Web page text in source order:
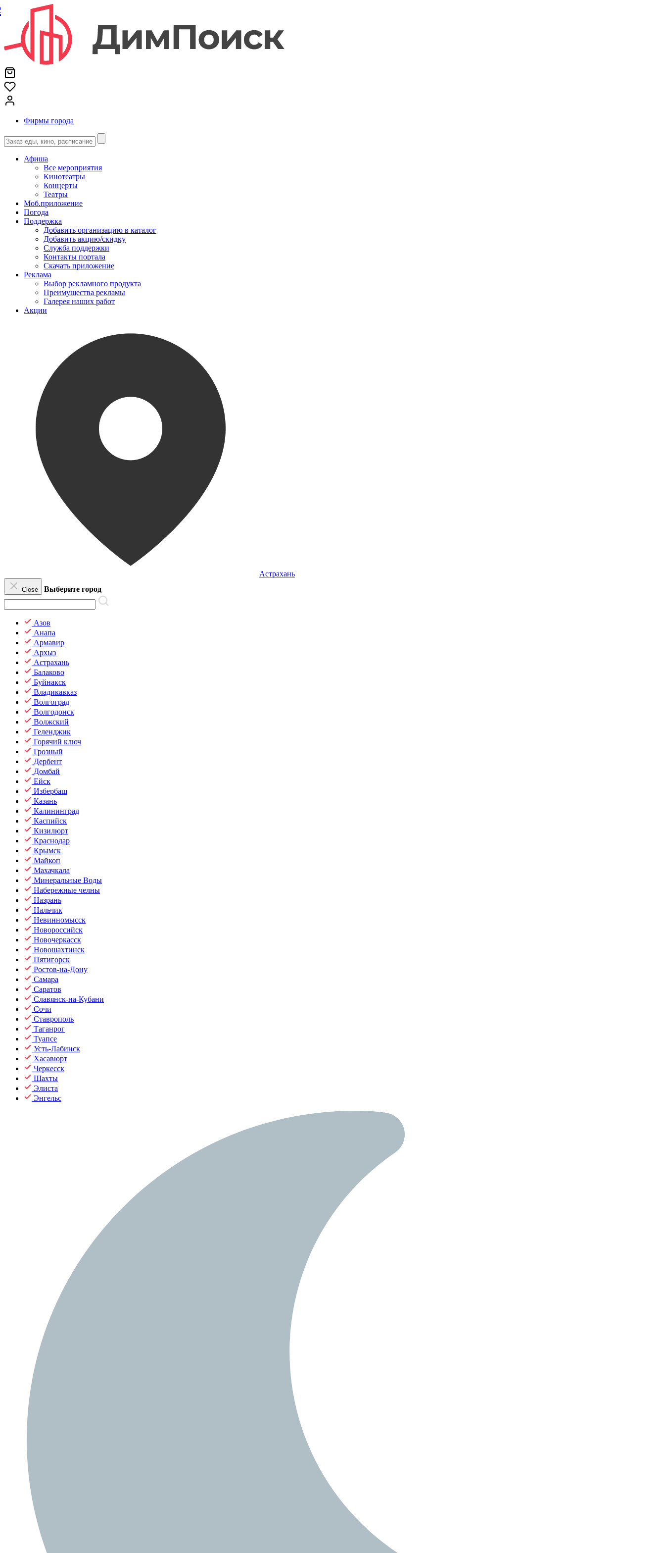
Фирмы города
Афиша
Все мероприятия
Кинотеатры
Концерты
Театры
Моб.приложение
Погода
Поддержка
Добавить организацию в каталог
Добавить акцию/скидку
Служба поддержки
Контакты портала
Скачать приложение
Реклама
Выбор рекламного продукта
Преимущества рекламы
Галерея наших работ
Акции
Астрахань
Close Выберите город
Азов
Анапа
Армавир
Архыз
Астрахань
Балаково
Буйнакск
Владикавказ
Волгоград
Волгодонск
Волжский
Геленджик
Горячий ключ
Грозный
Дербент
Домбай
Ейск
Избербаш
Казань
Калининград
Каспийск
Кизилюрт
Краснодар
Крымск
Майкоп
Махачкала
Минеральные Воды
Набережные челны
Назрань
Нальчик
Невинномысск
Новороссийск
Новочеркасск
Новошахтинск
Пятигорск
Ростов-на-Дону
Самара
Саратов
Славянск-на-Кубани
Сочи
Ставрополь
Таганрог
Туапсе
Усть-Лабинск
Хасавюрт
Черкесск
Шахты
Элиста
Энгельс